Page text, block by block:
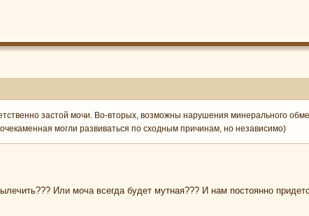
застой мочи. Во-вторых, возможны нарушения минерального
могли развиваться по сходным причинам, но независимо)
Или моча всегда будет мутная??? И нам постоянно